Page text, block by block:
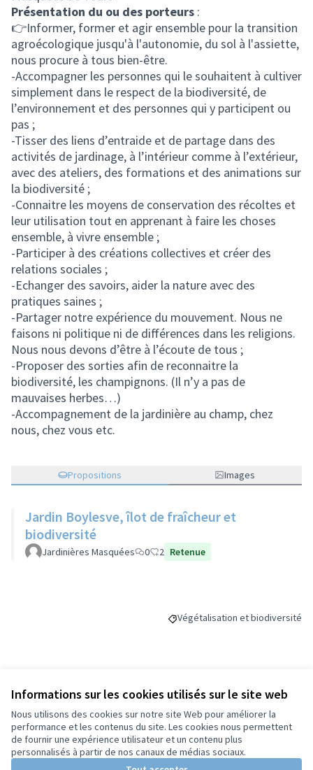
Informations sur les cookies utilisés sur le site web
Nous utilisons des cookies sur notre site Web pour améliorer la
performance et les contenus du site. Les cookies nous permettent
de fournir une expérience utilisateur et un contenu plus
personnalisés à partir de nos canaux de médias sociaux.
Présentation du ou des porteurs :
👉Informer, former et agir ensemble pour la transition
agroécologique jusqu'à l'autonomie, du sol à l'assiette,
nous procure à tous bien-être.
-Accompagner les personnes qui le souhaitent à cultiver
simplement dans le respect de la biodiversité, de
l’environnement et des personnes qui y participent ou
pas ;
-Tisser des liens d’entraide et de partage dans des
activités de jardinage, à l’intérieur comme à l’extérieur,
avec des ateliers, des formations et des animations sur
la biodiversité ;
-Connaitre les moyens de conservation des récoltes et
leur utilisation tout en apprenant à faire les choses
ensemble, à vivre ensemble ;
-Participer à des créations collectives et créer des
relations sociales ;
-Echanger des savoirs, aider la nature avec des
pratiques saines ;
-Partager notre expérience du mouvement. Nous ne
faisons ni politique ni de différences dans les religions.
Nous nous devons d’être à l’écoute de tous ;
-Proposer des sorties afin de reconnaitre la
biodiversité, les champignons. (Il n’y a pas de
mauvaises herbes…)
-Accompagnement de la jardinière au champ, chez
nous, chez vous etc.
Propositions Images
Jardin Boylesve, îlot de fraîcheur et
biodiversité
Jardinières Masquées 0 2 Retenue
Filtrer les résultats de la
Végétalisation et biodiversité
Budget
70 000 €